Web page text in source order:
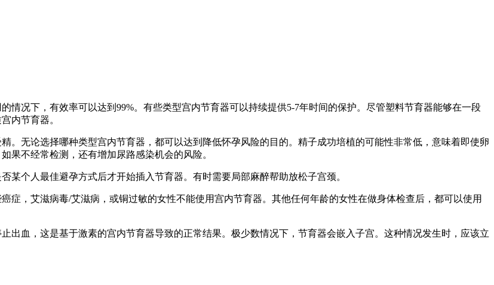
情况下，有效率可以达到99%。有些类型宫内节育器可以持续提供5-7年时间的保护。尽管塑料节育器能够在一段
内节育器。
。无论选择哪种类型宫内节育器，都可以达到降低怀孕风险的目的。精子成功培植的可能性非常低，意味着即使卵
果不经常检测，还有增加尿路感染机会的风险。
个人最佳避孕方式后才开始插入节育器。有时需要局部麻醉帮助放松子宫颈。
症，艾滋病毒/艾滋病，或铜过敏的女性不能使用宫内节育器。其他任何年龄的女性在做身体检查后，都可以使用
出血，这是基于激素的宫内节育器导致的正常结果。极少数情况下，节育器会嵌入子宫。这种情况发生时，应该立